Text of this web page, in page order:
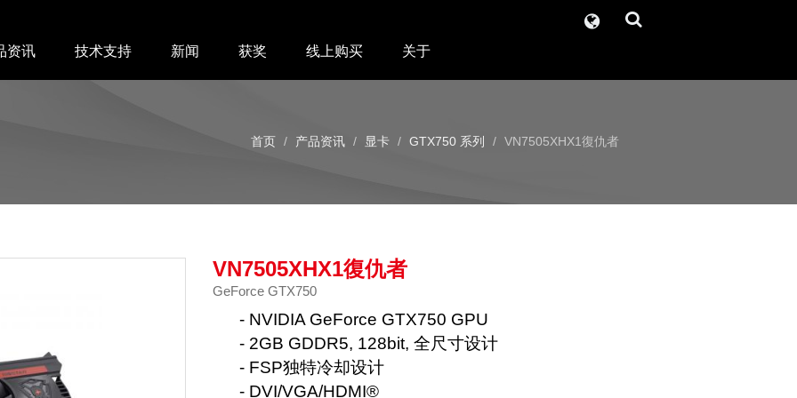
资讯 技术支持 新闻 获奖 线上购买 关于
首页 产品资讯 显卡 GTX750 系列 VN7505XHX1復仇者
VN7505XHX1復仇者
GeForce GTX750
- NVIDIA GeForce GTX750 GPU
- 2GB GDDR5, 128bit, 全尺寸设计
- FSP独特冷却设计
- DVI/VGA/HDMI®